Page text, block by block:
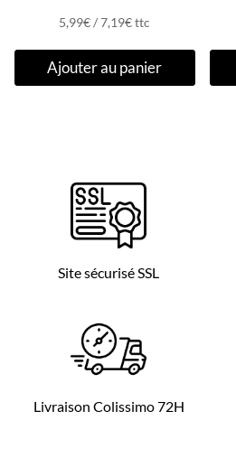
5,99€/7,19€ttc
Ajouter au panier
Site sécurisé SSL
Livraison Colissimo 72H